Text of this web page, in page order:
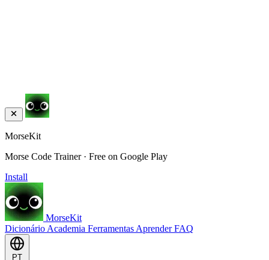
MorseKit
Morse Code Trainer · Free on Google Play
Install
MorseKit
Dicionário Academia Ferramentas AprenderFAQ